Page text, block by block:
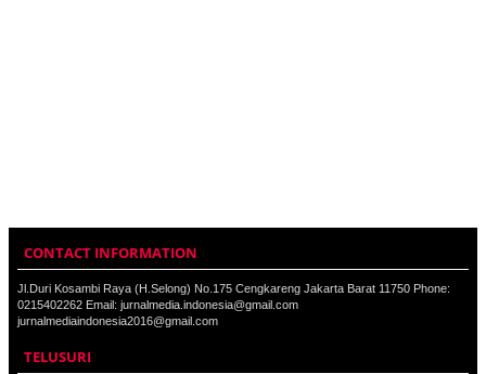
CONTACT INFORMATION
Jl.Duri Kosambi Raya (H.Selong) No.175 Cengkareng Jakarta Barat 11750 Phone:
0215402262 Email: jurnalmedia.indonesia@gmail.com
jurnalmediaindonesia2016@gmail.com
TELUSURI